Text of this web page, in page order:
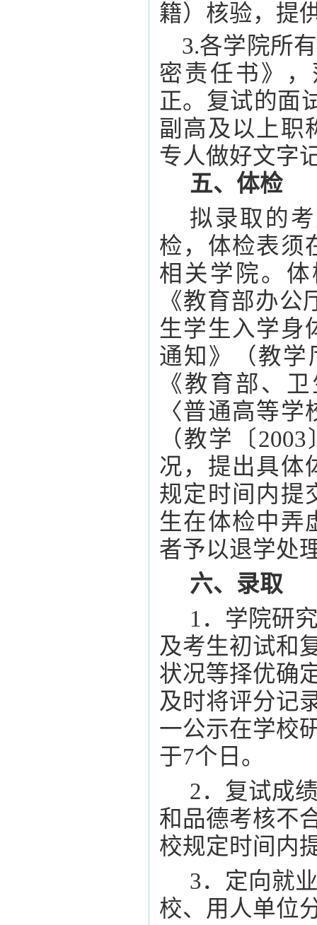
籍）核验，提
3.各学院所
密责任书》
正。复试的面
副高及以上职
专人做好文字
五、体检
拟录取的
检，体检表须
相关学院。
《教育部办公
生学生入学身
通知》（教学
《教育部、
〈普通高等
（教学〔
况，提出具体
规定时间内提
生在体检中弄
者予以退学处
六、录取
1．学院研
及考生初试和
状况等择优确
及时将评分记
一公示在学校
于7个日。
2．复试成
和品德考核不
校规定时间内
3．定向就
校、用人单位